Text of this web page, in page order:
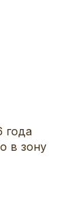
года
в зону